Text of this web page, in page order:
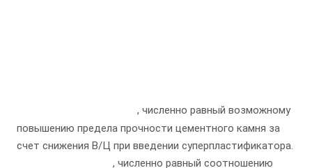
, численно равный возможному
повышению предела прочности цементного камня за
счет снижения В/Ц при введении суперпластификатора.
, численно равный соотношению